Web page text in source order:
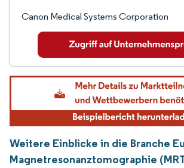
Canon Medical Systems Corporation
Weitere Einblicke in die Branche
Magnetresonanztomographie